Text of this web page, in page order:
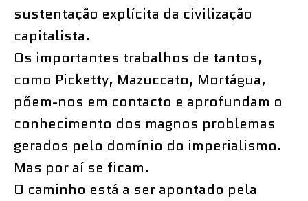
sustentação explícita da civilização
capitalista.
Os importantes trabalhos de tantos,
como Picketty, Mazuccato, Mortágua,
põem-nos em contacto e aprofundam o
conhecimento dos magnos problemas
gerados pelo domínio do imperialismo.
Mas por aí se ficam.
O caminho está a ser apontado pela